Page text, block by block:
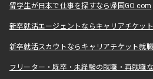
留学生が日本で仕事を探すなら帰国GO.com
新卒就活エージェントならキャリアチケッ
新卒就活スカウトならキャリアチケット就
フリーター・既卒・未経験の就職・再就職